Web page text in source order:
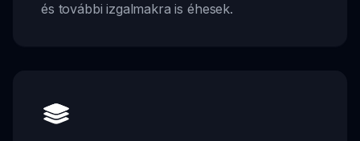
és további izgalmakra is éhesek.